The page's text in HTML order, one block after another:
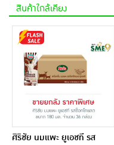
สินค้าใกล้เคียง
ศิริชัย นมแพะ ยูเอชที รส